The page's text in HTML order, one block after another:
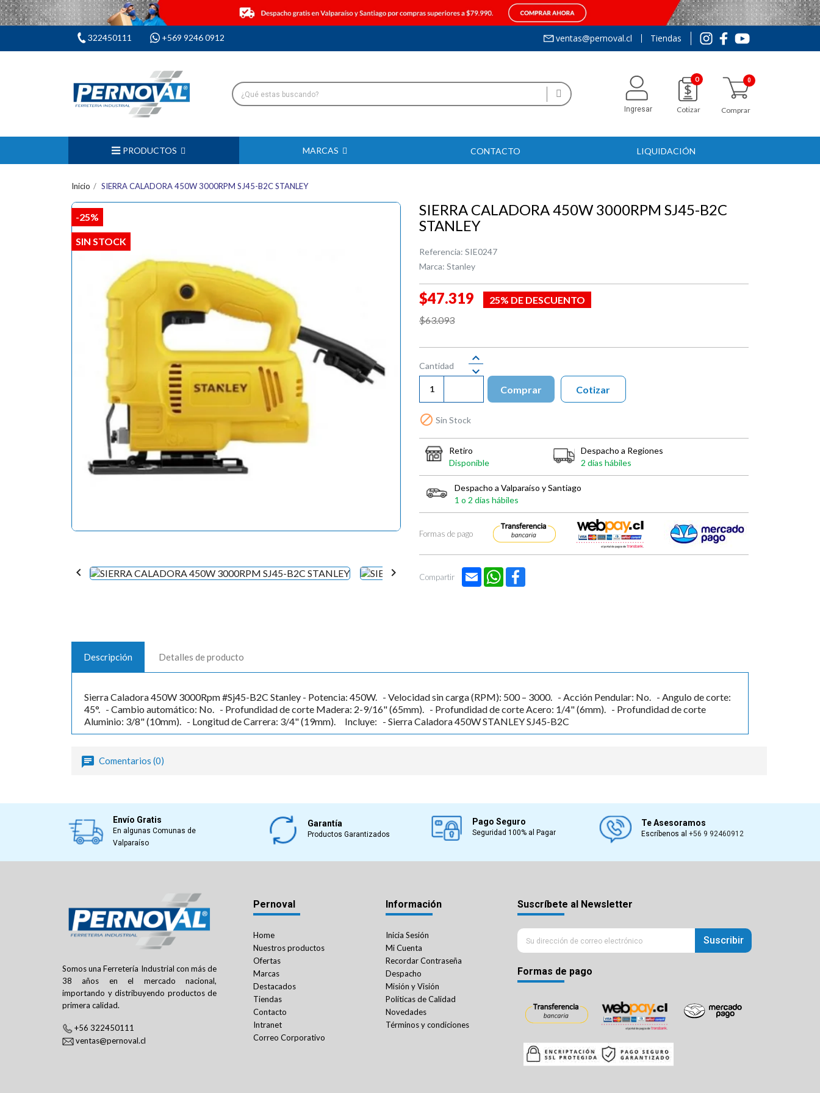
322450111 +569 9246 0912 ventas@pernoval.cl Tiendas
Ingresar
0
Cotizar Comprar
PRODUCTOS MARCAS CONTACTO LIQUIDACIÓN
Inicio SIERRA CALADORA 450W 3000RPM SJ45-B2C STANLEY
-25%
SIN STOCK
 
SIERRA CALADORA 450W 3000RPM SJ45-B2C
STANLEY
Referencia: SIE0247
Marca: Stanley
$47.319
25% DE DESCUENTO
$63.093
Cantidad
Comprar
 Sin Stock
Cotizar
Retiro
Disponible
Despacho a Regiones
2 días hábiles
Despacho a Valparaíso y Santiago
1 o 2 días hábiles
Formas de pago
Compartir Email WhatsApp
Descripción Detalles de producto
Sierra Caladora 450W 3000Rpm #Sj45-B2C Stanley - Potencia: 450W. - Velocidad sin carga (RPM): 500 – 3000. - Acción Pendular: No. - Angulo de corte:
45°. - Cambio automático: No. - Profundidad de corte Madera: 2-9/16" (65mm). - Profundidad de corte Acero: 1/4" (6mm). - Profundidad de corte
Aluminio: 3/8" (10mm). - Longitud de Carrera: 3/4" (19mm). Incluye: - Sierra Caladora 450W STANLEY SJ45-B2C
Comentarios (0)
Envío Gratis
En algunas Comunas de
Valparaíso
Garantía
Productos Garantizados
Pago Seguro
Seguridad 100% al Pagar
Te Asesoramos
Escríbenos al+56 9 92460912
Somos una Ferretería Industrial con más de
38 años en el mercado nacional,
importando y distribuyendo productos de
primera calidad.
+56 322450111
ventas@pernoval.cl
Pernoval
Home
Nuestros productos
Ofertas
Marcas
Destacados
Tiendas
Contacto
Intranet
Correo Corporativo
Información
Inicia Sesión
Mi Cuenta
Recordar Contraseña
Despacho
Misión y Visión
Políticas de Calidad
Novedades
Términos y condiciones
Suscríbete al Newsletter
Suscribir
Formas de pago